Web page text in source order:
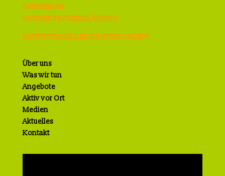
IMPRESSUM
DATENSCHUTZERKLÄRUNG
INSTITUTIONELLES SCHUTZKONZEPT
Über uns
Was wir tun
Angebote
Aktiv vor Ort
Medien
Aktuelles
Kontakt